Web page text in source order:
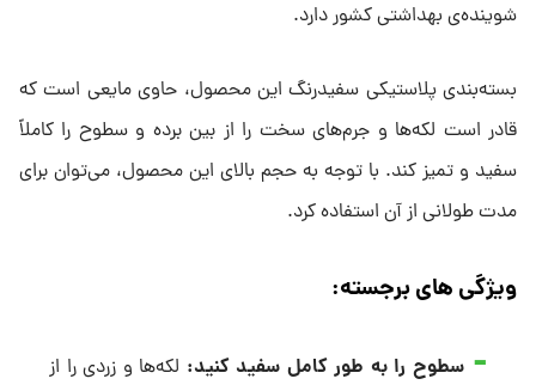
شوینده‌ی بهداشتی کشور دارد.
بسته‌بندی پلاستیکی سفیدرنگ این محصول، حاوی مایعی است که
قادر است لکه‌ها و جرم‌های سخت را از بین برده و سطوح را کاملاً
سفید و تمیز کند. با توجه به حجم بالای این محصول، می‌توان برای
مدت طولانی از آن استفاده کرد.
ویژگی های برجسته:
سطوح را به طور کامل سفید کنید: لکه‌ها و زردی را از